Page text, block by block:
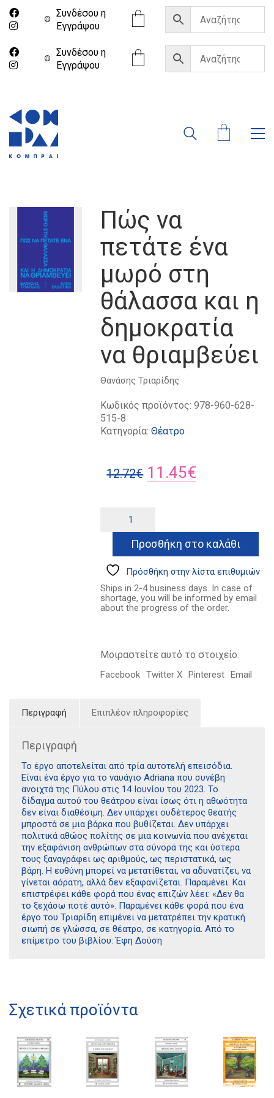
Συνδέσου η
Eγγράψου
Συνδέσου η
Eγγράψου
Πώς να
πετάτε ένα
μωρό στη
θάλασσα και η
δημοκρατία
να θριαμβεύει
Θανάσης Τριαρίδης
Κωδικός προϊόντος:978-960-628-
515-8
Κατηγορία:Θέατρο
12.72€ Original
12.72€.
11.45€
είναι:
11.45€.
πετάτε
μωρό
στη
και
η
ποσότητα
Προσθήκη στο καλάθι
Πρόσθήκη στην λίστα επιθυμιών
Ships in 2-4 business days. In case of
shortage, you will be informed by email
about the progress of the order.
Μοιραστείτε αυτό το στοιχείο:
Facebook Twitter X Pinterest Email
Περιγραφή Επιπλέον πληροφορίες
Περιγραφή
Το έργο αποτελείται από τρία αυτοτελή επεισόδια.
Είναι ένα έργο για το ναυάγιο Adriana που συνέβη
ανοιχτά της Πύλου στις 14 Ιουνίου του 2023. Το
δίδαγμα αυτού του θεάτρου είναι ίσως ότι η αθωότητα
δεν είναι διαθέσιμη. Δεν υπάρχει ουδέτερος θεατής
μπροστά σε μια βάρκα που βυθίζεται. Δεν υπάρχει
πολιτικά αθώος πολίτης σε μια κοινωνία που ανέχεται
την εξαφάνιση ανθρώπων στα σύνορά της και ύστερα
τους ξαναγράφει ως αριθμούς, ως περιστατικά, ως
βάρη. Η ευθύνη μπορεί να μετατίθεται, να αδυνατίζει, να
γίνεται αόρατη, αλλά δεν εξαφανίζεται. Παραμένει. Και
επιστρέφει κάθε φορά που ένας επιζών λέει: «Δεν θα
το ξεχάσω ποτέ αυτό». Παραμένει κάθε φορά που ένα
έργο του Τριαρίδη επιμένει να μετατρέπει την κρατική
σιωπή σε γλώσσα, σε θέατρο, σε κατηγορία. Από το
επίμετρο του βιβλίου: Έφη Δούση
Σχετικά προϊόντα
21 1750 8340
kombrai.bs@gmail.com